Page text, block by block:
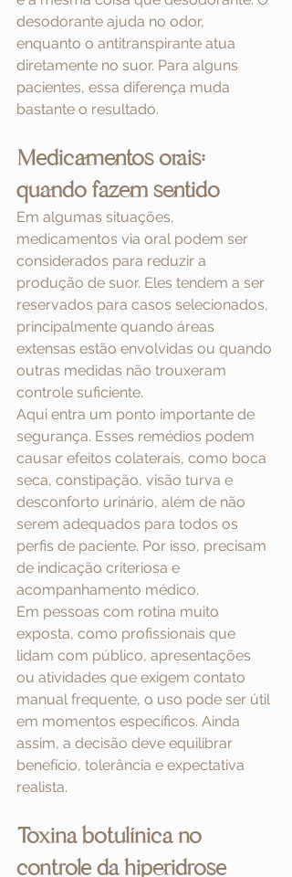
desodorante ajuda no odor,
enquanto o antitranspirante atua
diretamente no suor. Para alguns
pacientes, essa diferença muda
bastante o resultado.
Medicamentos orais:
quando fazem sentido
Em algumas situações,
medicamentos via oral podem ser
considerados para reduzir a
produção de suor. Eles tendem a ser
reservados para casos selecionados,
principalmente quando áreas
extensas estão envolvidas ou quando
outras medidas não trouxeram
controle suficiente.
Aqui entra um ponto importante de
segurança. Esses remédios podem
causar efeitos colaterais, como boca
seca, constipação, visão turva e
desconforto urinário, além de não
serem adequados para todos os
perfis de paciente. Por isso, precisam
de indicação criteriosa e
acompanhamento médico.
Em pessoas com rotina muito
exposta, como profissionais que
lidam com público, apresentações
ou atividades que exigem contato
manual frequente, o uso pode ser útil
em momentos específicos. Ainda
assim, a decisão deve equilibrar
benefício, tolerância e expectativa
realista.
Toxina botulínica no
controle da hiperidrose